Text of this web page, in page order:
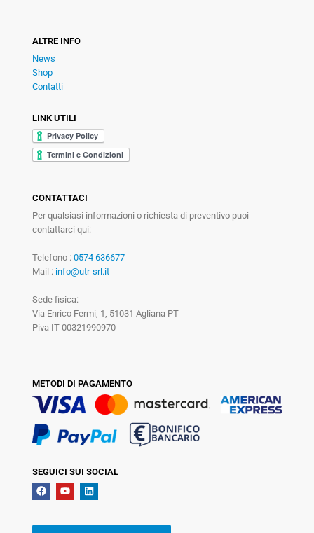
ALTRE INFO
News
Shop
Contatti
LINK UTILI
CONTATTACI
Per qualsiasi informazioni o richiesta di preventivo puoi
contattarci qui:
Telefono : 0574 636677
Mail : info@utr-srl.it
Sede fisica:
Via Enrico Fermi, 1, 51031 Agliana PT
Piva IT 00321990970
METODI DI PAGAMENTO
SEGUICI SUI SOCIAL